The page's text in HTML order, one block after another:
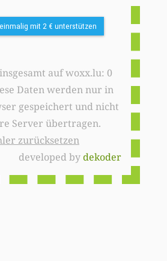
mit 2 € unterstützen
auf woxx.lu: 0
Daten werden nur in
gespeichert und nicht
Server übertragen.
zurücksetzen
developed bydekoder